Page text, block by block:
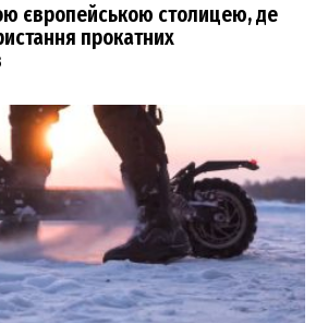
європейською столицею, де
прокатних